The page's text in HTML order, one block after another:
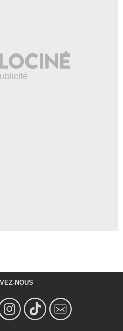
NOUS